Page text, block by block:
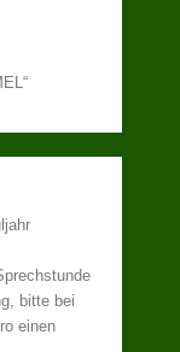
bitte bei
einen